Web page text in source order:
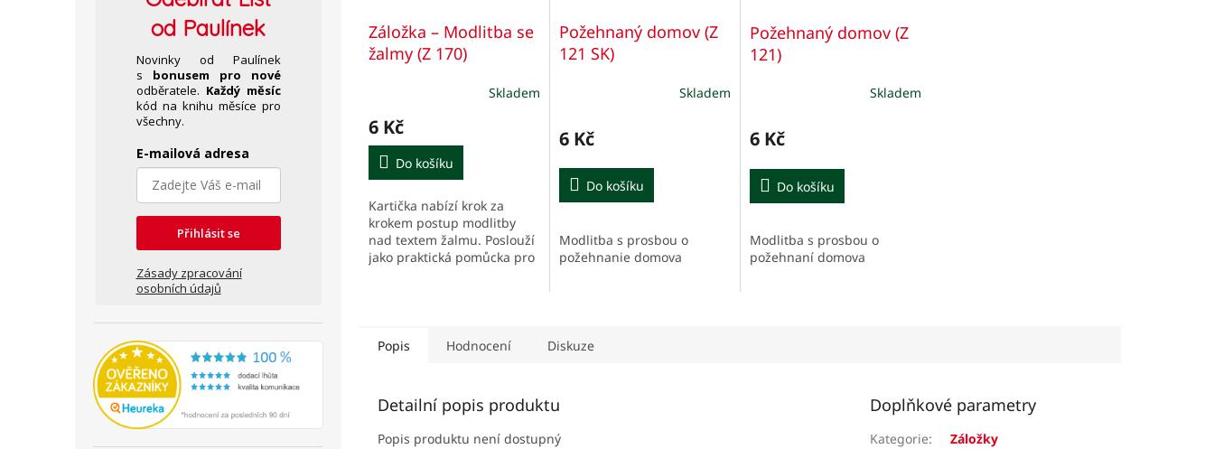
od Paulínek
Novinky od Paulínek
s bonusem pro nové
odběratele. Každý měsíc
kód na knihu měsíce pro
všechny.
E-mailová adresa
Přihlásit se
Zásady zpracování
osobních údajů
Záložka – Modlitba se
žalmy (Z 170)
Skladem
6 Kč
Do košíku
Kartička nabízí krok za
krokem postup modlitby
nad textem žalmu. Poslouží
jako praktická pomůcka pro
Požehnaný domov (Z
121 SK)
Skladem
6 Kč
Do košíku
Modlitba s prosbou o
požehnanie domova
Požehnaný domov (Z
121)
Skladem
6 Kč
Do košíku
Modlitba s prosbou o
požehnaní domova
Popis Hodnocení Diskuze
Detailní popis produktu
Popis produktu není dostupný
Doplňkové parametry
Kategorie:
Záložky